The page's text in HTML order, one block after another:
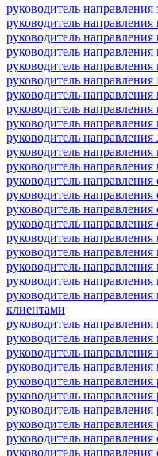
руководитель направления
руководитель направления
руководитель
руководитель
руководитель
руководитель
руководитель
руководитель направления
руководитель
руководитель направления
руководитель направления
руководитель
руководитель направления
руководитель направления
руководитель
руководитель
руководитель
руководитель направления
руководитель
руководитель
руководитель
клиентами
руководитель
руководитель
руководитель
руководитель
руководитель направления
руководитель
руководитель направления
руководитель
руководитель
руководитель направления